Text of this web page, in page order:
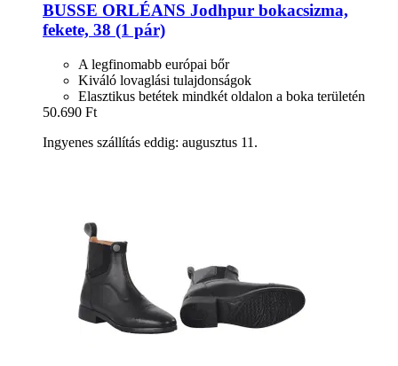
BUSSE ORLÉANS Jodhpur bokacsizma,
fekete, 38 (1 pár)
A legfinomabb európai bőr
Kiváló lovaglási tulajdonságok
Elasztikus betétek mindkét oldalon a boka területén
50.690 Ft
Ingyenes szállítás eddig: augusztus 11.